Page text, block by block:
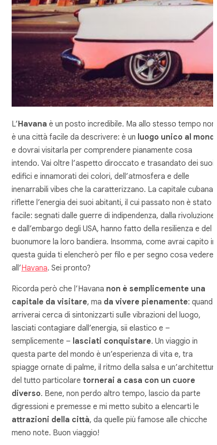
L’Havana è un posto incredibile. Ma allo stesso tempo non
è una città facile da descrivere: è un luogo unico al
e dovrai visitarla per comprendere pianamente cosa
intendo. Vai oltre l’aspetto diroccato e trasandato dei suoi
edifici e innamorati dei colori, dell’atmosfera e delle
inenarrabili vibes che la caratterizzano. La capitale cubana
riflette l’energia dei suoi abitanti, il cui passato non è stato
facile: segnati dalle guerre di indipendenza, dalla rivoluzione
e dall’embargo degli USA, hanno fatto della resilienza e del
buonumore la loro bandiera. Insomma, come avrai capito in
questa guida ti elencherò per filo e per segno cosa vedere
all’Havana. Sei pronto?
Ricorda però che l’Havana non è semplicemente una
capitale da visitare, ma da vivere pienamente: quando
arriverai cerca di sintonizzarti sulle vibrazioni del luogo,
lasciati contagiare dall’energia, sii elastico e –
semplicemente – lasciati conquistare. Un viaggio in
questa parte del mondo è un’esperienza di vita e, tra
spiagge ornate di palme, il ritmo della salsa e
del tutto particolare tornerai a casa con un cuore
diverso. Bene, non perdo altro tempo, lascio da parte
digressioni e premesse e mi metto subito a elencarti le
attrazioni della città, da quelle più famose alle chicche
meno note. Buon viaggio!